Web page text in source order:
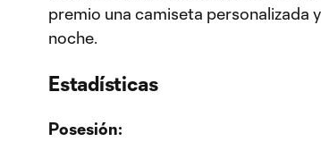
premio una camiseta personalizada
noche.
Estadísticas
Posesión: